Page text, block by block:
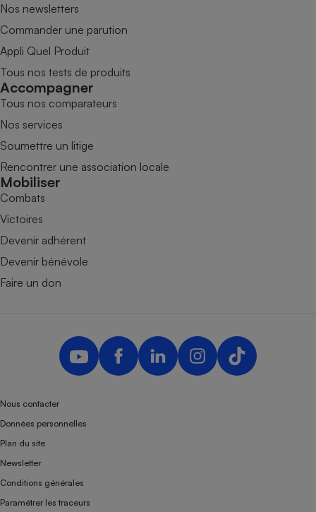
Nos newsletters
Commander une parution
Appli Quel Produit
Tous nos tests de produits
Accompagner
Tous nos comparateurs
Nos services
Soumettre un litige
Rencontrer une association locale
Mobiliser
Combats
Victoires
Devenir adhérent
Devenir bénévole
Faire un don
Nous contacter
Données personnelles
Plan du site
Newsletter
Conditions générales
Paramétrer les traceurs